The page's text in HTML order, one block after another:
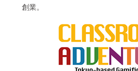
創業。